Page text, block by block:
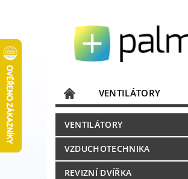
VENTILÁTORY
JISTIČE, ROZVADĚČE
DOMÁCÍ SPOTŘEBIČE
VENTILÁTORY
VZDUCHOTECHNIKA
REVIZNÍ DVÍŘKA